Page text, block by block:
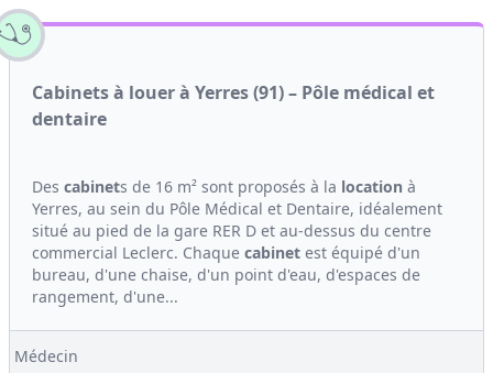
Cabinets à louer à Yerres (91) – Pôle médical et
dentaire
Des cabinets de 16 m² sont proposés à la location à
Yerres, au sein du Pôle Médical et Dentaire, idéalement
situé au pied de la gare RER D et au-dessus du centre
commercial Leclerc. Chaque cabinet est équipé d'un
bureau, d'une chaise, d'un point d'eau, d'espaces de
rangement, d'une...
Médecin